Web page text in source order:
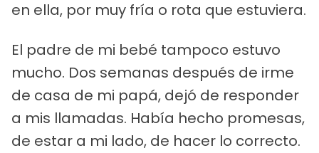
en ella, por muy fría o rota que estuviera.
El padre de mi bebé tampoco estuvo
mucho. Dos semanas después de irme
de casa de mi papá, dejó de responder
a mis llamadas. Había hecho promesas,
de estar a mi lado, de hacer lo correcto.